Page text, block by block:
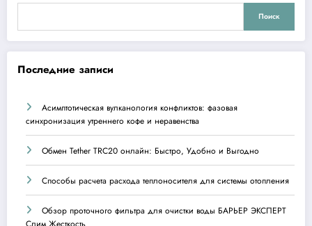
Поиск
Последние записи
Асимптотическая вулканология конфликтов: фазовая
синхронизация утреннего кофе и неравенства
Обмен Tether TRC20 онлайн: Быстро, Удобно и Выгодно
Способы расчета расхода теплоносителя для системы отопления
Обзор проточного фильтра для очистки воды БАРЬЕР ЭКСПЕРТ